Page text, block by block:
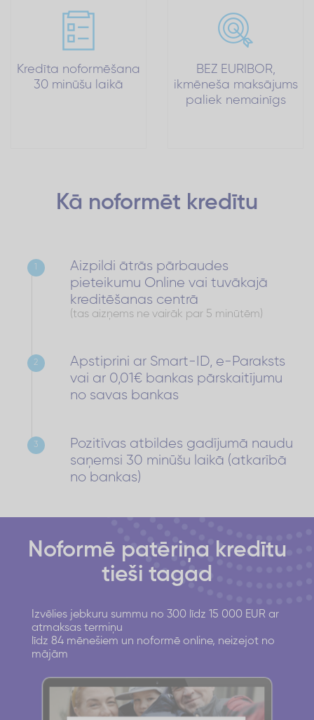
Kredīta noformēšana
30 minūšu laikā
BEZ EURIBOR,
ikmēneša maksājums
paliek nemainīgs
Kā noformēt kredītu
Aizpildi ātrās pārbaudes
pieteikumu Online vai tuvākajā
kreditēšanas centrā
(tas aizņems ne vairāk par 5 minūtēm)
2
Apstiprini ar Smart-ID, e-Paraksts
vai ar 0,01€ bankas pārskaitījumu
no savas bankas
3
Pozitīvas atbildes gadījumā naudu
saņemsi 30 minūšu laikā (atkarībā
no bankas)
Noformē patēriņa kredītu
tieši tagad
Izvēlies jebkuru summu no 300 līdz 15 000 EUR ar
atmaksas termiņu
līdz 84 mēnešiem un noformē online, neizejot no
mājām